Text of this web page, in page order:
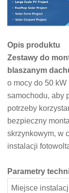
Opis produktu
Zestawy do
blaszanym
o mocy do 50 kW
samochodu, aby
potrzeby
bezpieczny
skrzynkowym, w
instalacji
Parametry
Miejsce